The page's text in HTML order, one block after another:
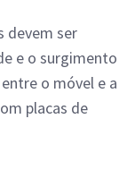
devem ser
e o surgimento
o móvel e a
placas de